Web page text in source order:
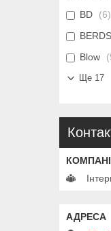
BD
6
Blow
Ще 17